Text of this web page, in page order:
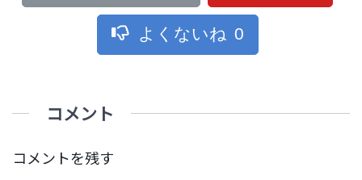
よくないね 0
コメント
コメントを残す